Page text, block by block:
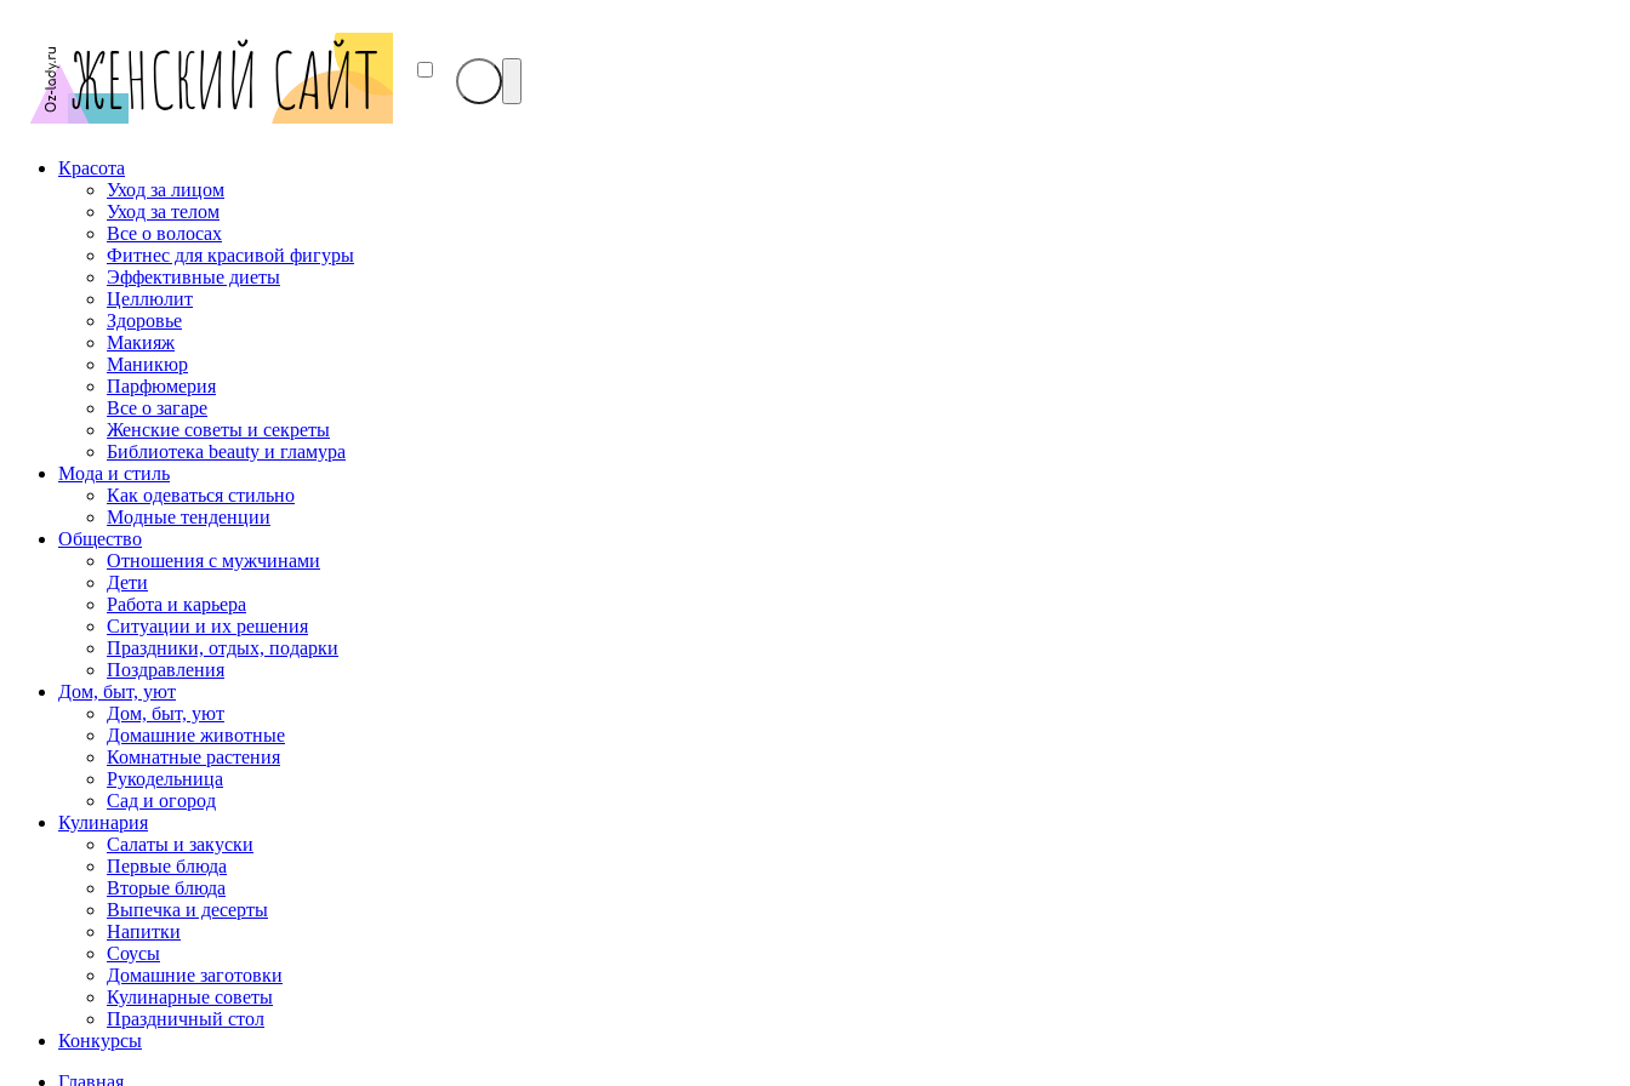
Красота
Уход за лицом
Уход за телом
Все о волосах
Фитнес для красивой фигуры
Эффективные диеты
Целлюлит
Здоровье
Макияж
Маникюр
Парфюмерия
Все о загаре
Женские советы и секреты
Библиотека beauty и гламура
Мода и стиль
Как одеваться стильно
Модные тенденции
Общество
Отношения с мужчинами
Дети
Работа и карьера
Ситуации и их решения
Праздники, отдых, подарки
Поздравления
Дом, быт, уют
Дом, быт, уют
Домашние животные
Комнатные растения
Рукодельница
Сад и огород
Кулинария
Салаты и закуски
Первые блюда
Вторые блюда
Выпечка и десерты
Напитки
Соусы
Домашние заготовки
Кулинарные советы
Праздничный стол
Конкурсы